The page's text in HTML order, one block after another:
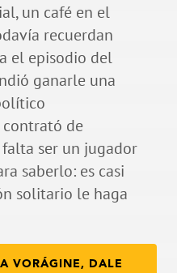
un café en el
recuerdan
el episodio del
ganarle una
de
ser un jugador
saberlo: es casi
solitario le haga
VORÁGINE, DALE